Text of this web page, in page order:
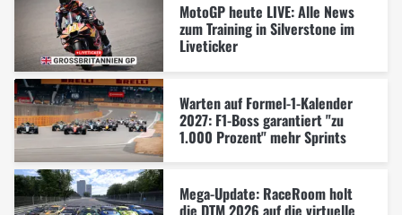
MotoGP heute LIVE: Alle News
zum Training in Silverstone im
Liveticker
Warten auf Formel-1-Kalender
2027: F1-Boss garantiert "zu
1.000 Prozent" mehr Sprints
Mega-Update: RaceRoom holt